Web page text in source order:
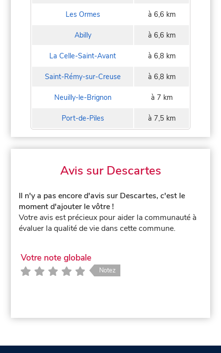
Les Ormes à 6,6 km
Abilly à 6,6 km
La Celle-Saint-Avant à 6,8 km
Saint-Rémy-sur-Creuse à 6,8 km
Neuilly-le-Brignon à 7 km
Port-de-Piles à 7,5 km
Avis sur Descartes
Il n'y a pas encore d'avis sur Descartes, c'est le
moment d'ajouter le vôtre !
Votre avis est précieux pour aider la communauté à
évaluer la qualité de vie dans cette commune.
Votre note globale
Notez